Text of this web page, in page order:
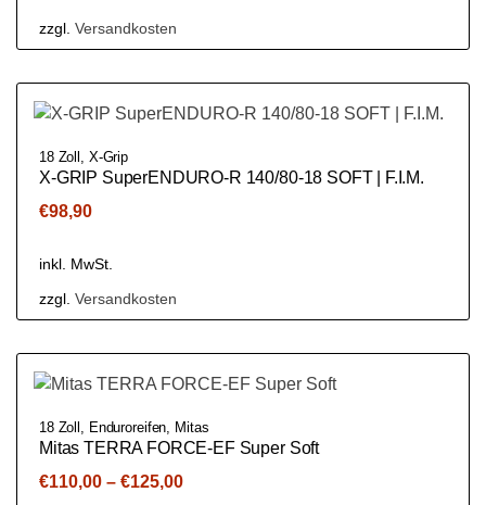
zzgl. Versandkosten
18 Zoll X-Grip
X-GRIP SuperENDURO-R 140/80-18 SOFT | F.I.M.
€98,90
inkl. MwSt.
zzgl. Versandkosten
18 Zoll Enduroreifen Mitas
Mitas TERRA FORCE-EF Super Soft
€110,00 – €125,00